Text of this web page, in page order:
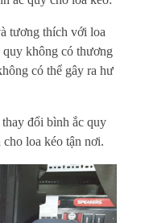
tương thích với loa
không có thương
có thể gây ra hư
đổi bình ắc quy
loa kéo tận nơi.